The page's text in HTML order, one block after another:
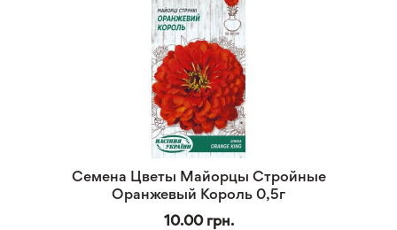
Семена Цветы Майорцы Стройные
Оранжевый Король 0,5г
10.00 грн.